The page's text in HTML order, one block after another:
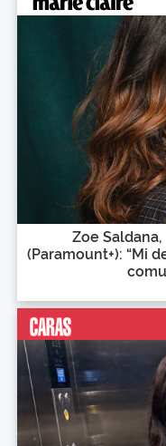
Zoe
(Paramount+): “Mi